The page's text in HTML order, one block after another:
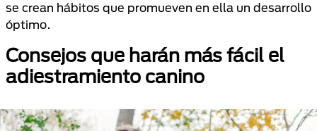
se crean hábitos que promueven en ella un desarrollo
óptimo.
Consejos que harán más fácil el
adiestramiento canino